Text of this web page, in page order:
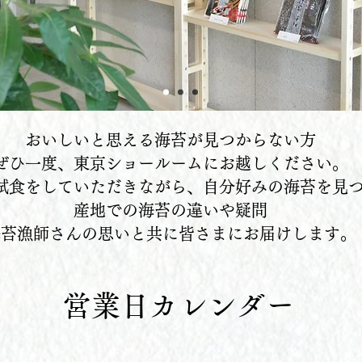
おいしいと思える海苔が見つからない方
ひ一度、東京ショールームにお越しください。
食をしていただきながら、自分好みの海苔を見
産地での海苔の違いや疑問
漁師さんの思いと共に皆さまにお届けします。
​営業日カレンダー